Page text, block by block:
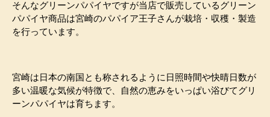
そんなグリーンパパイヤですが当店で販売しているグリーン
パパイヤ商品は宮崎のパパイア王子さんが栽培・収穫・製造
を行っています。
宮崎は日本の南国とも称されるように日照時間や快晴日数が
多い温暖な気候が特徴で、自然の恵みをいっぱい浴びてグリ
ーンパパイヤは育ちます。